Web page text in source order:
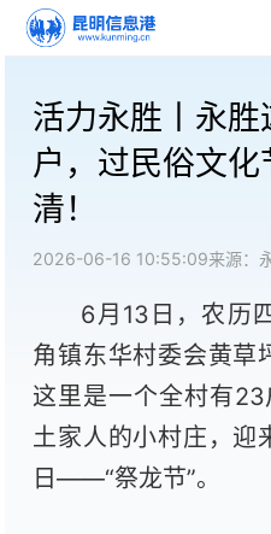
活力永胜丨永
户，过民俗文
清！
2026-06-16 10:55:09来源：
6月13日，农历
角镇东华村委会黄草
这里是一个全村有
土家人的小村庄，迎
日——“祭龙节”。